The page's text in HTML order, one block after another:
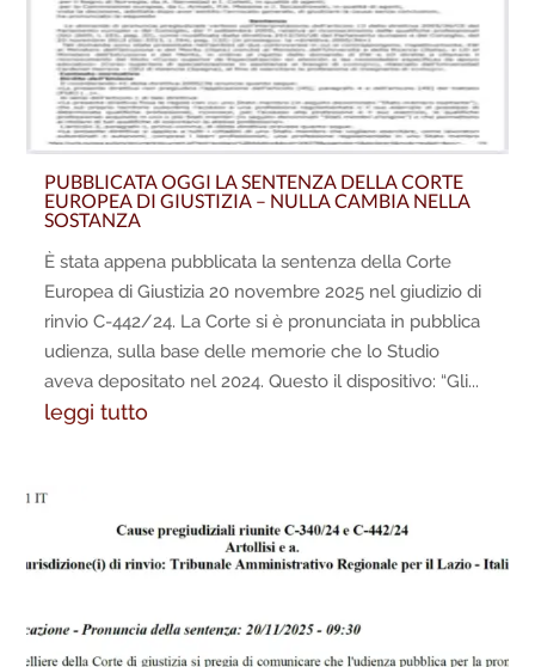
PUBBLICATA OGGI LA SENTENZA DELLA CORTE
EUROPEA DI GIUSTIZIA – NULLA CAMBIA NELLA
SOSTANZA
È stata appena pubblicata la sentenza della Corte
Europea di Giustizia 20 novembre 2025 nel giudizio di
rinvio C-442/24. La Corte si è pronunciata in pubblica
udienza, sulla base delle memorie che lo Studio
aveva depositato nel 2024. Questo il dispositivo: “Gli...
leggi tutto